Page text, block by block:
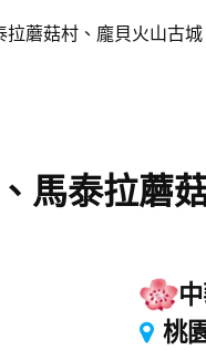
蘑菇村、龐貝火山古
馬泰拉蘑
桃